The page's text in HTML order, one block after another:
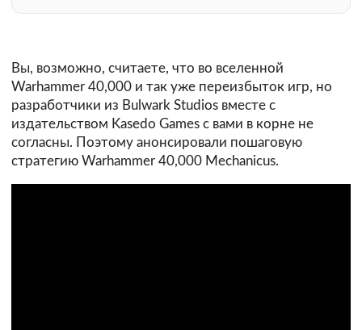
Вы, возможно, считаете, что во вселенной
Warhammer 40,000 и так уже переизбыток игр, но
разработчики из Bulwark Studios вместе с
издательством Kasedo Games с вами в корне не
согласны. Поэтому анонсировали пошаговую
стратегию Warhammer 40,000 Mechanicus.